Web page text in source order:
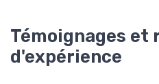
Témoignages et
d'expérience